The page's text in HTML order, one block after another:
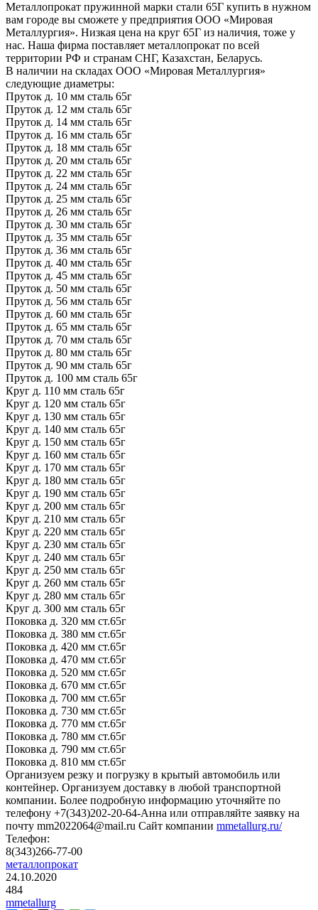
Металлопрокат пружинной марки стали 65Г купить в нужном
вам городе вы сможете у предприятия ООО «Мировая
Металлургия». Низкая цена на круг 65Г из наличия, тоже у
нас. Наша фирма поставляет металлопрокат по всей
территории РФ и странам СНГ, Казахстан, Беларусь.
В наличии на складах ООО «Мировая Металлургия»
следующие диаметры:
Пруток д. 10 мм сталь 65г
Пруток д. 12 мм сталь 65г
Пруток д. 14 мм сталь 65г
Пруток д. 16 мм сталь 65г
Пруток д. 18 мм сталь 65г
Пруток д. 20 мм сталь 65г
Пруток д. 22 мм сталь 65г
Пруток д. 24 мм сталь 65г
Пруток д. 25 мм сталь 65г
Пруток д. 26 мм сталь 65г
Пруток д. 30 мм сталь 65г
Пруток д. 35 мм сталь 65г
Пруток д. 36 мм сталь 65г
Пруток д. 40 мм сталь 65г
Пруток д. 45 мм сталь 65г
Пруток д. 50 мм сталь 65г
Пруток д. 56 мм сталь 65г
Пруток д. 60 мм сталь 65г
Пруток д. 65 мм сталь 65г
Пруток д. 70 мм сталь 65г
Пруток д. 80 мм сталь 65г
Пруток д. 90 мм сталь 65г
Пруток д. 100 мм сталь 65г
Круг д. 110 мм сталь 65г
Круг д. 120 мм сталь 65г
Круг д. 130 мм сталь 65г
Круг д. 140 мм сталь 65г
Круг д. 150 мм сталь 65г
Круг д. 160 мм сталь 65г
Круг д. 170 мм сталь 65г
Круг д. 180 мм сталь 65г
Круг д. 190 мм сталь 65г
Круг д. 200 мм сталь 65г
Круг д. 210 мм сталь 65г
Круг д. 220 мм сталь 65г
Круг д. 230 мм сталь 65г
Круг д. 240 мм сталь 65г
Круг д. 250 мм сталь 65г
Круг д. 260 мм сталь 65г
Круг д. 280 мм сталь 65г
Круг д. 300 мм сталь 65г
Поковка д. 320 мм ст.65г
Поковка д. 380 мм ст.65г
Поковка д. 420 мм ст.65г
Поковка д. 470 мм ст.65г
Поковка д. 520 мм ст.65г
Поковка д. 670 мм ст.65г
Поковка д. 700 мм ст.65г
Поковка д. 730 мм ст.65г
Поковка д. 770 мм ст.65г
Поковка д. 780 мм ст.65г
Поковка д. 790 мм ст.65г
Поковка д. 810 мм ст.65г
Организуем резку и погрузку в крытый автомобиль или
контейнер. Организуем доставку в любой транспортной
компании. Более подробную информацию уточняйте по
телефону +7(343)202-20-64-Анна или отправляйте заявку на
почту mm2022064@mail.ru Сайт компании mmetallurg.ru/
Телефон:
8(343)266-77-00
металлопрокат
24.10.2020
484
mmetallurg